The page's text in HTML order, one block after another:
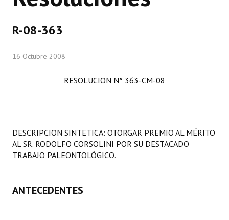
Comisiones Especiales
LEGISLACIÓN
Constitución Provincial
R-08-363
16 Octubre 2008
RESOLUCION N° 363-CM-08
DESCRIPCION SINTETICA: OTORGAR PREMIO AL MÉRITO
AL SR. RODOLFO CORSOLINI POR SU DESTACADO
TRABAJO PALEONTOLÓGICO.
ANTECEDENTES